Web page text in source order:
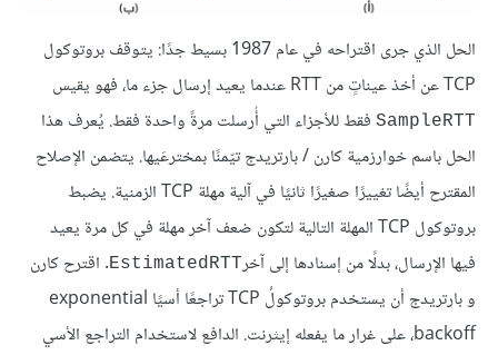
الحل الذي جرى اقتراحه في عام 1987 بسيط جدًا: يتوقف بروتوكول
TCP عن أخذ عيناتٍ من RTT عندما يعيد إرسال جزء ما، فهو يقيس
SampleRTT فقط للأجزاء التي أُرسلت مرةً واحدة فقط. يُعرف هذا
الحل باسم خوارزمية كارن / بارتريدج تيّمنًا بمخترعَيها. يتضمن الإصلاح
المقترح أيضًا تغييرًا صغيرًا ثانيًا في آلية مهلة TCP الزمنية. يضبط
بروتوكول TCP المهلة التالية لتكون ضعف آخر مهلة في كل مرة يعيد
فيها الإرسال، بدلًا من إسنادها إلى آخرEstimatedRTT. اقترح كارن
و بارتريدج أن يستخدم بروتوكولُ TCP تراجعًا أسيًا exponential
backoff، على غرار ما يفعله إيثرنت. الدافع لاستخدام التراجع الأسي